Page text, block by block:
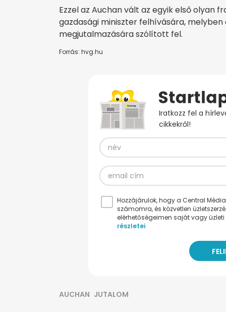
Ezzel az Auchan vált az egyik első olyan
gazdasági miniszter felhívására,
megjutalmazására szólított fel.
Forrás: hvg.hu
Iratkozz fel a
cikkekről!
Hozzájárulok, hogy a Central
számomra, és közvetlen
elérhetőségeimen saját vagy
részletei
AUCHAN JUTALOM